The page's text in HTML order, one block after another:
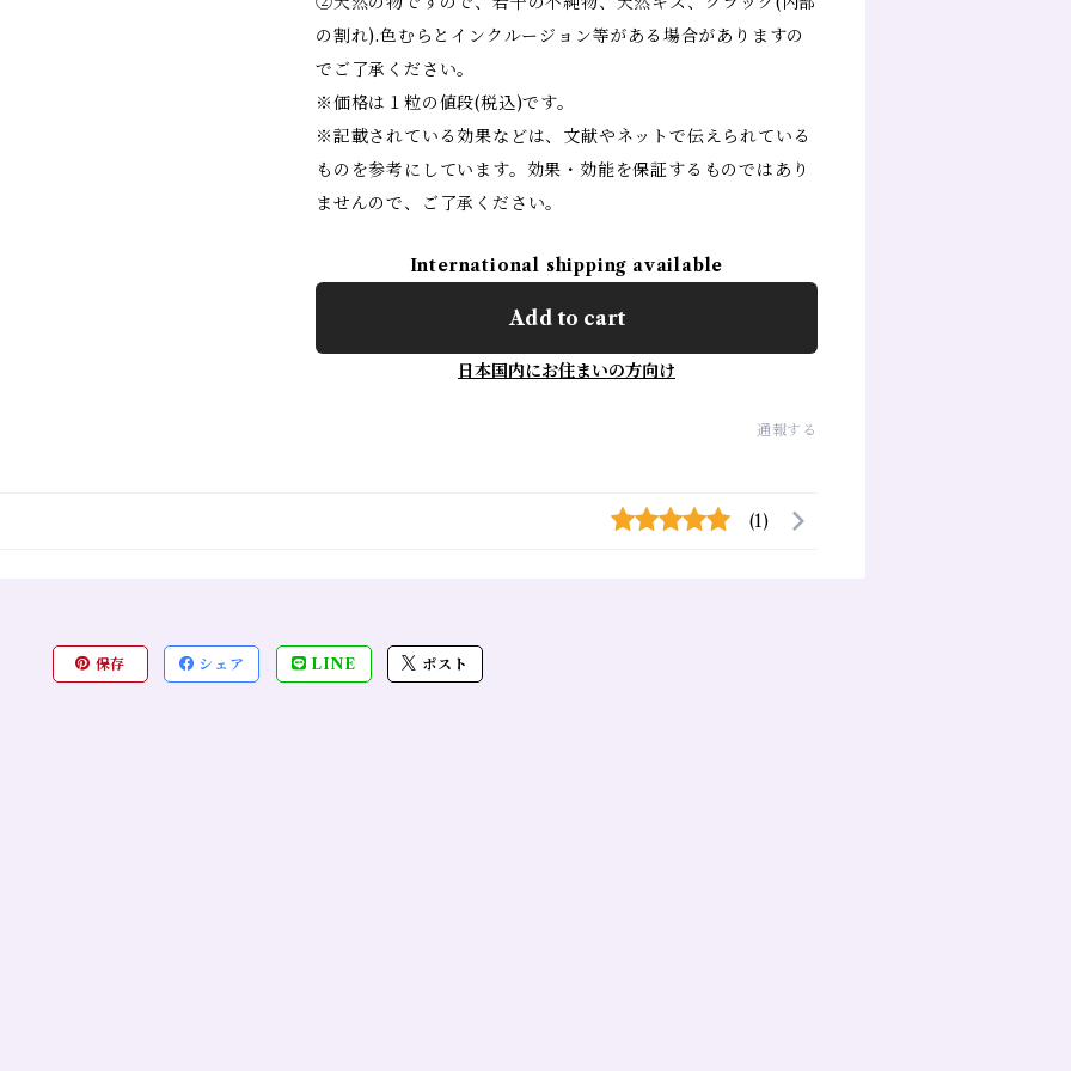
の割れ).色むらとインクルージョン等がある場合がありますの
でご了承ください。
※価格は１粒の値段(税込)です。
※記載されている効果などは、文献やネットで伝えられている
ものを参考にしています。効果・効能を保証するものではあり
ませんので、ご了承ください。
International shipping available
Add to cart
日本国内にお住まいの方向け
通報する
(1)
保存 シェア LINE ポスト